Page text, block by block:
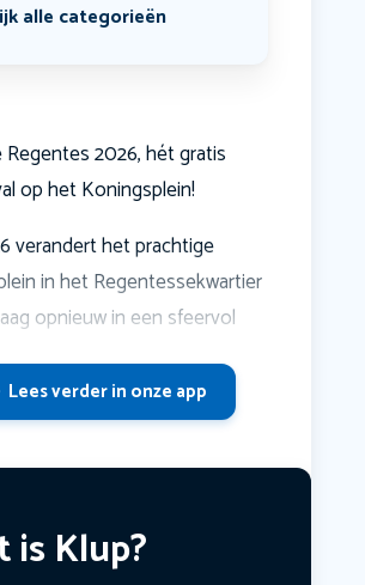
alle categorieën
Regentes 2026, hét gratis
op het Koningsplein!
verandert het prachtige
in het Regentessekwartier
opnieuw in een sfeervol
Lees verder in onze app
is Klup?